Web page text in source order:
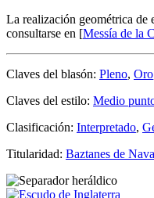
La realización geométrica de
consultarse en [Messía de la
Claves del blasón: Pleno, Oro
Claves del estilo: Medio
Clasificación: Interpretado,
Titularidad: Baztanes de